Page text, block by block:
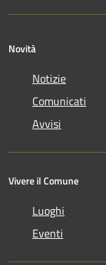
Novità
Notizie
Comunicati
Avvisi
Vivere il Comune
Luoghi
Eventi